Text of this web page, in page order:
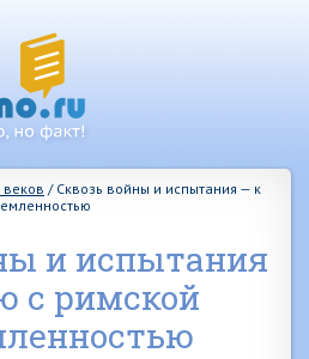
веков / Сквозь войны и испытания — к
и испытания
с римской